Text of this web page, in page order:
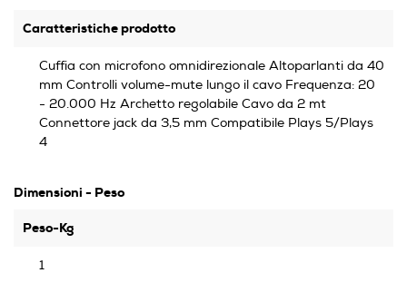
Caratteristiche prodotto
Cuffia con microfono omnidirezionale Altoparlanti da 40
mm Controlli volume-mute lungo il cavo Frequenza: 20
- 20.000 Hz Archetto regolabile Cavo da 2 mt
Connettore jack da 3,5 mm Compatibile Plays 5/Plays
4
Dimensioni - Peso
Peso-Kg
1